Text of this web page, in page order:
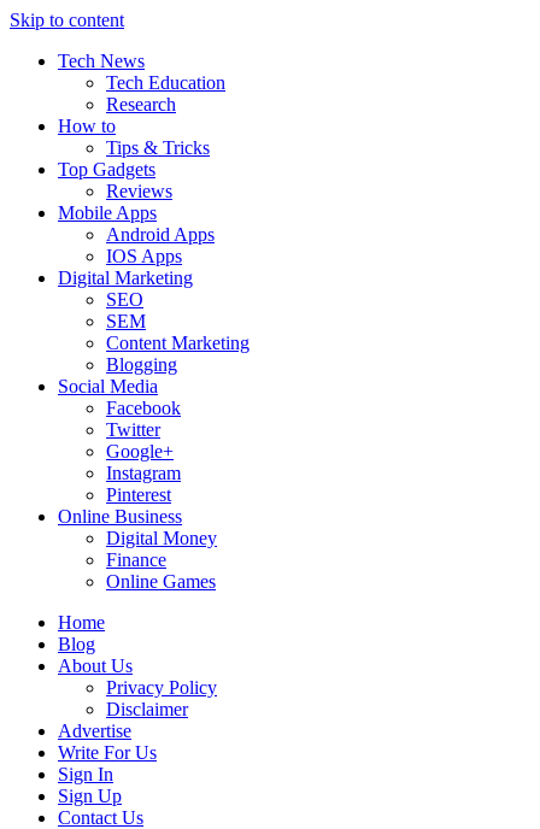
Skip to content
Tech News
Tech Education
Research
How to
Tips & Tricks
Top Gadgets
Reviews
Mobile Apps
Android Apps
IOS Apps
Digital Marketing
SEO
SEM
Content Marketing
Blogging
Social Media
Facebook
Twitter
Google+
Instagram
Pinterest
Online Business
Digital Money
Finance
Online Games
Home
Blog
About Us
Privacy Policy
Disclaimer
Advertise
Write For Us
Sign In
Sign Up
Contact Us